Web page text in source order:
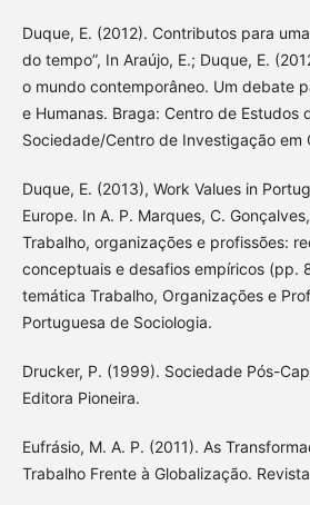
Duque, E. (2012). Contributos para
do tempo”, In Araújo, E.; Duque, E.
o mundo contemporâneo. Um debate
e Humanas. Braga: Centro de Estudos
Sociedade/Centro de Investigação em
Duque, E. (2013), Work Values in
Europe. In A. P. Marques, C.
Trabalho, organizações e profissões:
conceptuais e desafios empíricos (pp.
temática Trabalho, Organizações e
Portuguesa de Sociologia.
Drucker, P. (1999). Sociedade Pós-
Editora Pioneira.
Eufrásio, M. A. P. (2011). As
Trabalho Frente à Globalização.